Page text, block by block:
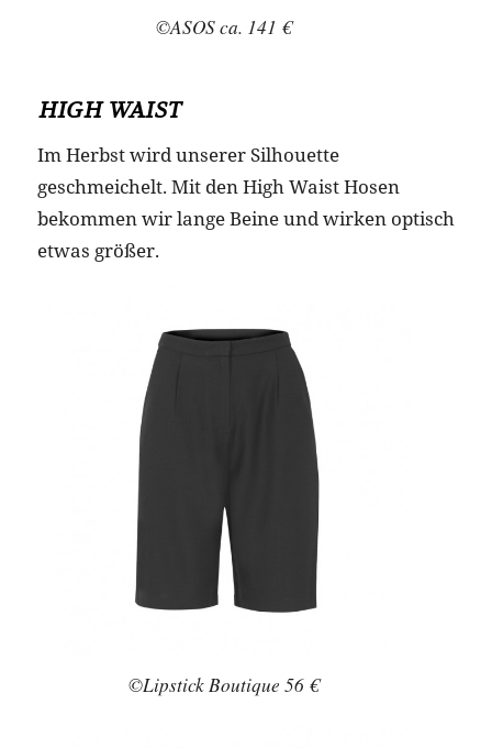
©ASOS ca. 141 €
HIGH WAIST
Im Herbst wird unserer Silhouette
geschmeichelt. Mit den High Waist Hosen
bekommen wir lange Beine und wirken optisch
etwas größer.
©Lipstick Boutique 56 €